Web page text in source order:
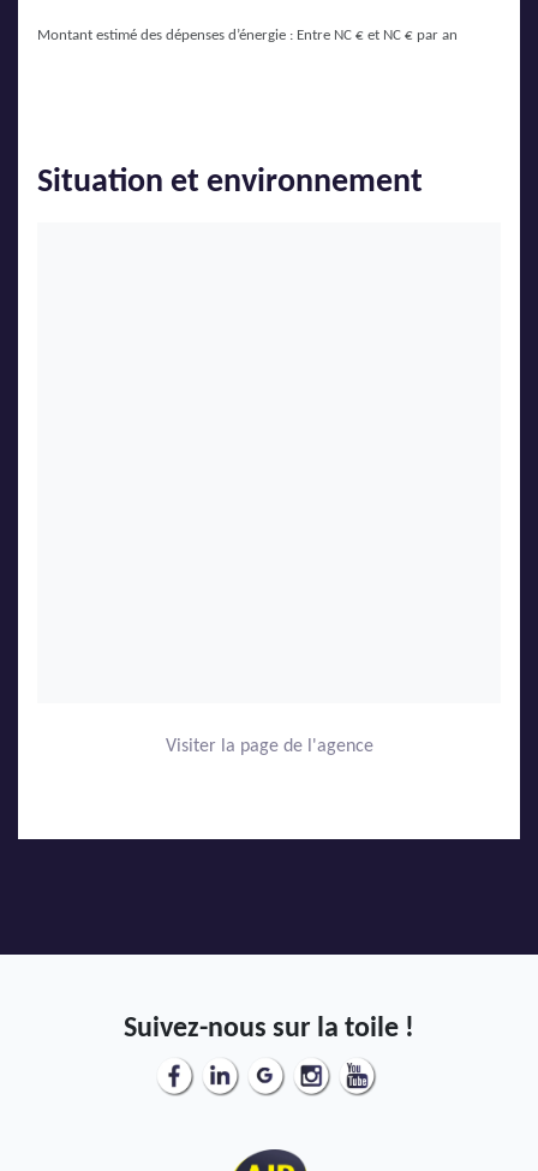
Montant estimé des dépenses d’énergie : Entre NC € et NC € par an
Situation et environnement
Visiter la page de l'agence
Suivez-nous sur la toile !